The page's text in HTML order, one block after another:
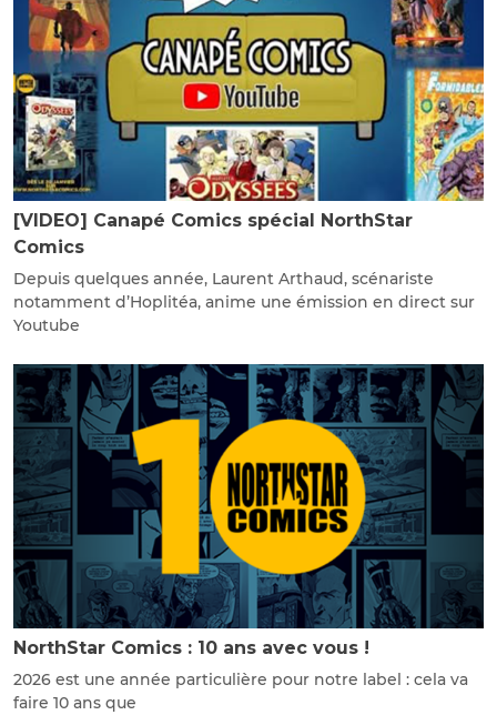
[VIDEO] Canapé Comics spécial NorthStar
Comics
Depuis quelques année, Laurent Arthaud, scénariste
notamment d’Hoplitéa, anime une émission en direct sur
Youtube
NorthStar Comics : 10 ans avec vous !
2026 est une année particulière pour notre label : cela va
faire 10 ans que